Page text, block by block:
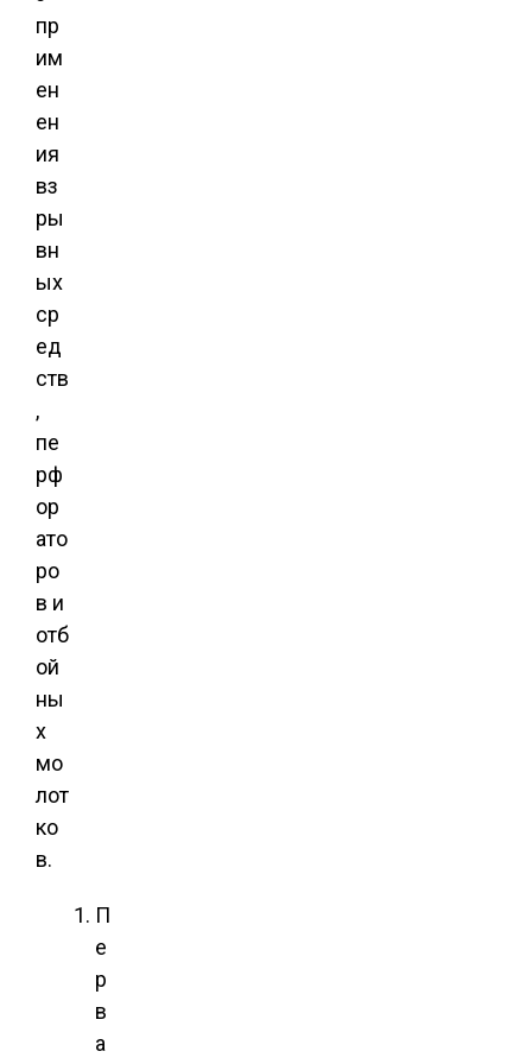
пр
им
ен
ен
ия
вз
ры
вн
ых
ср
ед
ств
,
пе
рф
ор
ато
ро
в и
отб
ой
ны
х
мо
лот
ко
в.
П
е
р
в
а